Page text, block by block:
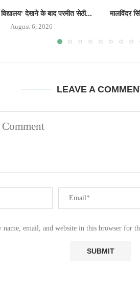
देखने के बाद परमीत सेठी...
August 6, 2026
मालविंदर
LEAVE A
name, email, and website in this browser for